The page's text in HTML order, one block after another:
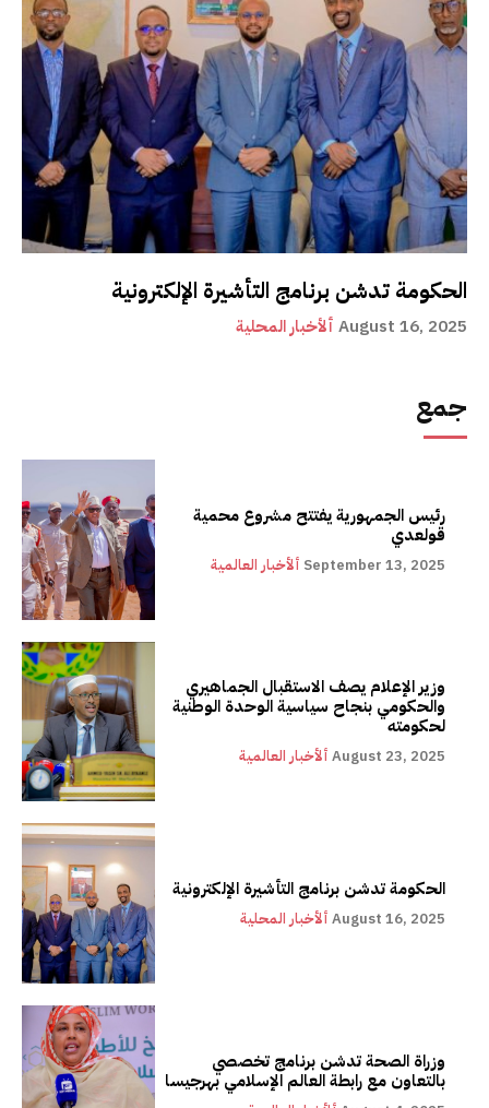
الحكومة تدشن برنامج التأشيرة الإلكترونية
ألأخبار المحلية August 16, 2025
جمع
رئيس الجمهورية يفتتح مشروع محمية
قولعدي
ألأخبار العالمية September 13, 2025
وزير الإعلام يصف الاستقبال الجماهيري
والحكومي بنجاح سياسية الوحدة الوطنية
لحكومته
ألأخبار العالمية August 23, 2025
الحكومة تدشن برنامج التأشيرة الإلكترونية
ألأخبار المحلية August 16, 2025
وزراة الصحة تدشن برنامج تخصصي
بالتعاون مع رابطة العالم الإسلامي بهرجيسا